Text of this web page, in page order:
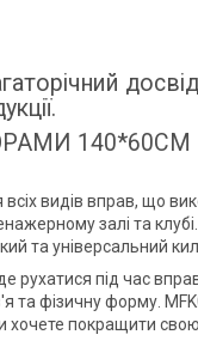
140*60СМ
видів вправ, що
залі та
та універсальний
рухатися під час
та фізичну форму.
хочете покращити